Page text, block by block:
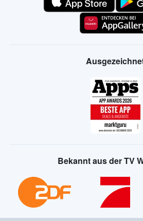
Bekannt aus der TV